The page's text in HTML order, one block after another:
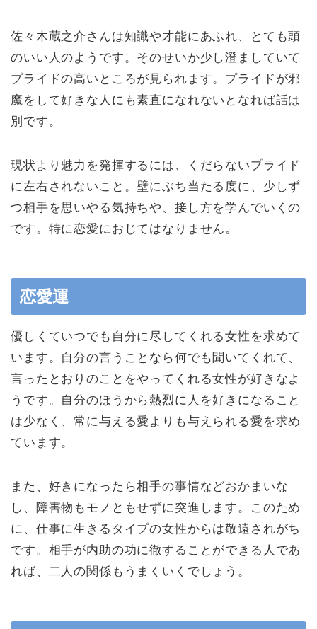
佐々木蔵之介さんは知識や才能にあふれ、とても頭
のいい人のようです。そのせいか少し澄ましていて
プライドの高いところが見られます。プライドが邪
魔をして好きな人にも素直になれないとなれば話は
別です。
現状より魅力を発揮するには、くだらないプライド
に左右されないこと。壁にぶち当たる度に、少しず
つ相手を思いやる気持ちや、接し方を学んでいくの
です。特に恋愛におじてはなりません。
恋愛運
優しくていつでも自分に尽してくれる女性を求めて
います。自分の言うことなら何でも聞いてくれて、
言ったとおりのことをやってくれる女性が好きなよ
うです。自分のほうから熱烈に人を好きになること
は少なく、常に与える愛よりも与えられる愛を求め
ています。
また、好きになったら相手の事情などおかまいな
し、障害物もモノともせずに突進します。このため
に、仕事に生きるタイプの女性からは敬遠されがち
です。相手が内助の功に徹することができる人であ
れば、二人の関係もうまくいくでしょう。